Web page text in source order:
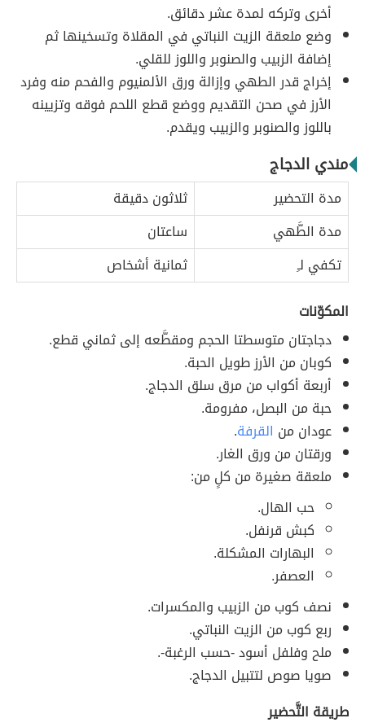
أخرى وتركه لمدة عشر دقائق.
وضع ملعقة الزيت النباتي في المقلاة وتسخينها ثم
إضافة الزبيب والصنوبر واللوز للقلي.
إخراج قدر الطهي وإزالة ورق الألمنيوم والفحم منه وفرد
الأرز في صحن التقديم ووضع قطع اللحم فوقه وتزيينه
باللوز والصنوبر والزبيب ويقدم.
مندي الدجاج
مدة التحضير
ثلاثون دقيقة
مدة الطَّهي
ساعتان
تكفي لـِ
ثمانية أشخاص
المكوّنات
دجاجتان متوسطتا الحجم ومقطَّعه إلى ثماني قطع.
كوبان من الأرز طويل الحبة.
أربعة أكواب من مرق سلق الدجاج.
حبة من البصل، مفرومة.
عودان من القرفة.
ورقتان من ورق الغار.
ملعقة صغيرة من كلٍ من:
حب الهال.
كبش قرنفل.
البهارات المشكلة.
العصفر.
نصف كوب من الزبيب والمكسرات.
ربع كوب من الزيت النباتي.
ملح وفلفل أسود -حسب الرغبة-.
صويا صوص لتتبيل الدجاج.
طريقة التَّحضير